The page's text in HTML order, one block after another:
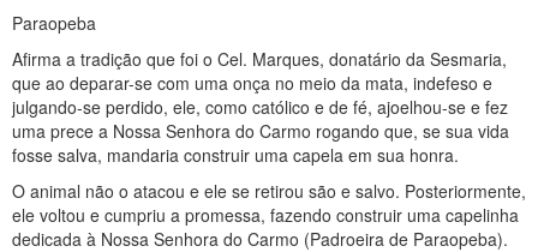
Paraopeba
Afirma a tradição que foi o Cel. Marques, donatário da Sesmaria,
que ao deparar-se com uma onça no meio da mata, indefeso e
julgando-se perdido, ele, como católico e de fé, ajoelhou-se e fez
uma prece a Nossa Senhora do Carmo rogando que, se sua vida
fosse salva, mandaria construir uma capela em sua honra.
O animal não o atacou e ele se retirou são e salvo. Posteriormente,
ele voltou e cumpriu a promessa, fazendo construir uma capelinha
dedicada à Nossa Senhora do Carmo (Padroeira de Paraopeba).